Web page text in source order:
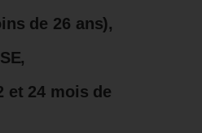
de 26 ans),
et 24 mois de